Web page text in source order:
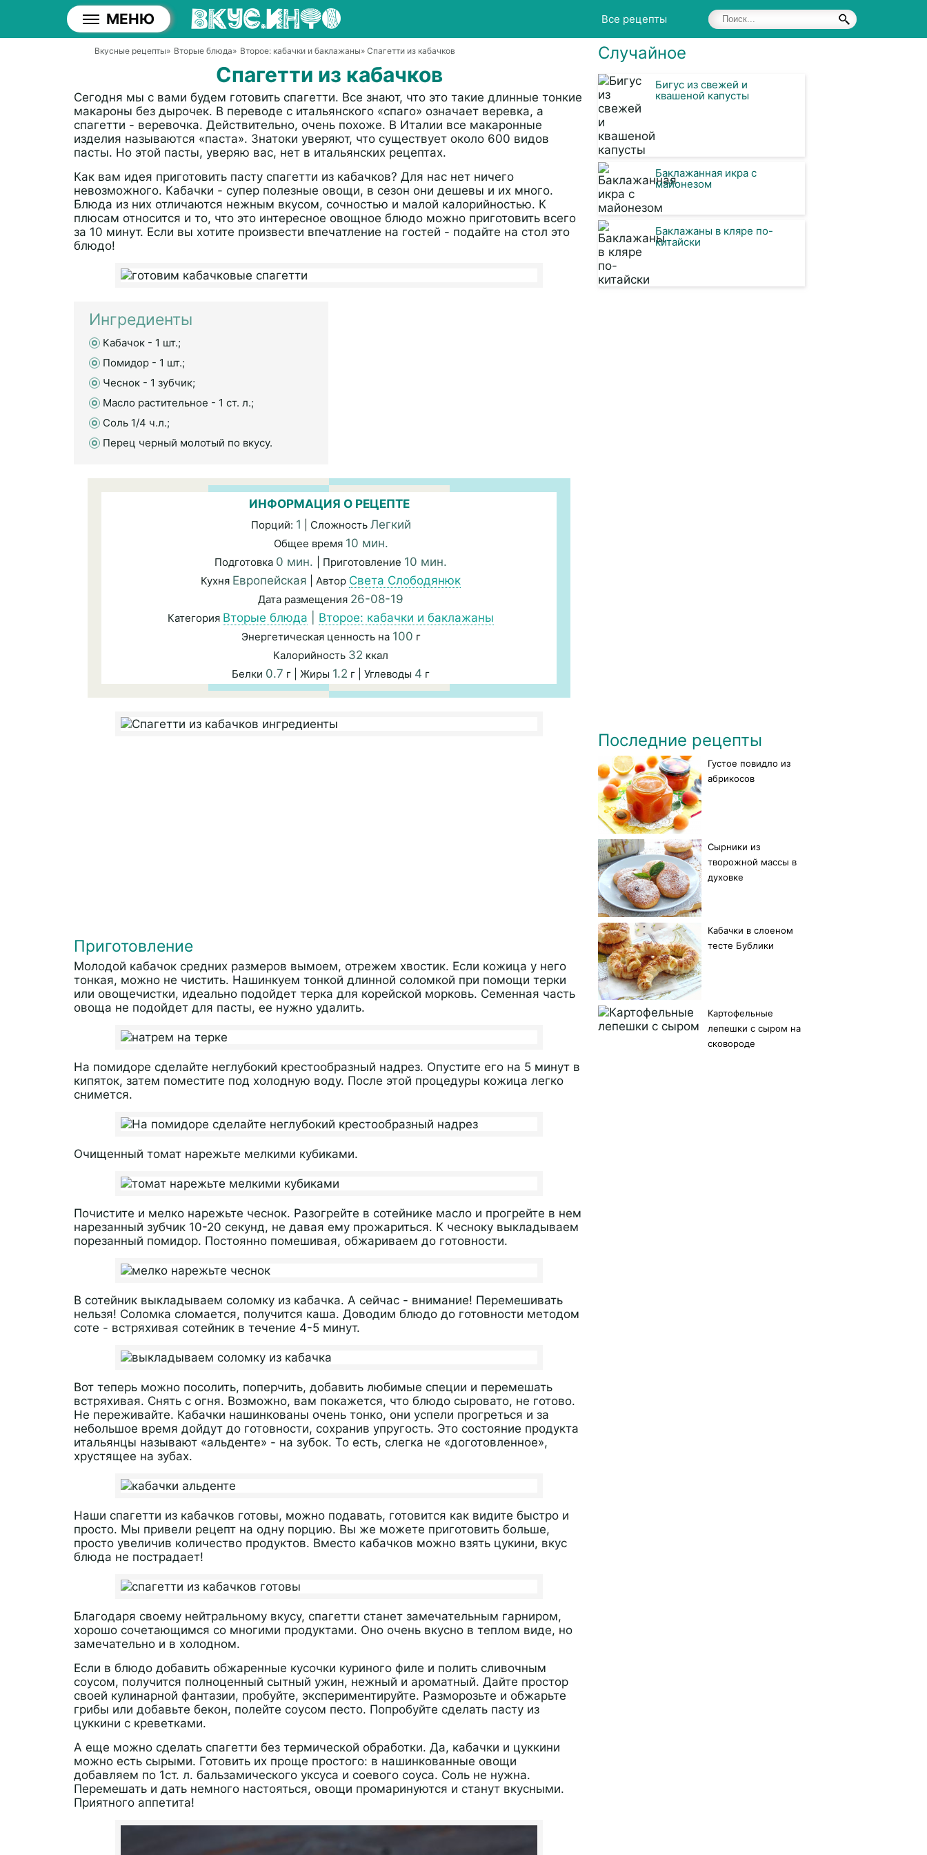
МЕНЮ Все рецепты
Вкусные рецепты» Вторые блюда» Второе: кабачки и баклажаны» Спагетти из кабачков
Спагетти из кабачков
Сегодня мы с вами будем готовить спагетти. Все знают, что это такие длинные тонкие
макароны без дырочек. В переводе с итальянского «спаго» означает веревка, а
спагетти - веревочка. Действительно, очень похоже. В Италии все макаронные
изделия называются «паста». Знатоки уверяют, что существует около 600 видов
пасты. Но этой пасты, уверяю вас, нет в итальянских рецептах.
Как вам идея приготовить пасту спагетти из кабачков? Для нас нет ничего
невозможного. Кабачки - супер полезные овощи, в сезон они дешевы и их много.
Блюда из них отличаются нежным вкусом, сочностью и малой калорийностью. К
плюсам относится и то, что это интересное овощное блюдо можно приготовить всего
за 10 минут. Если вы хотите произвести впечатление на гостей - подайте на стол это
блюдо!
Ингредиенты
Кабачок - 1 шт.;
Помидор - 1 шт.;
Чеснок - 1 зубчик;
Масло растительное - 1 ст. л.;
Соль 1/4 ч.л.;
Перец черный молотый по вкусу.
ИНФОРМАЦИЯ О РЕЦЕПТЕ
Порций: 1 | Сложность Легкий
Общее время 10 мин.
Подготовка 0 мин. | Приготовление 10 мин.
Кухня Европейская | Автор Света Слободянюк
Дата размещения 26-08-19
Категория Вторые блюда Второе: кабачки и баклажаны
Энергетическая ценность на 100 г
Калорийность 32 ккал
Белки 0.7 г | Жиры 1.2 г | Углеводы 4 г
Приготовление
Молодой кабачок средних размеров вымоем, отрежем хвостик. Если кожица у него
тонкая, можно не чистить. Нашинкуем тонкой длинной соломкой при помощи терки
или овощечистки, идеально подойдет терка для корейской морковь. Семенная часть
овоща не подойдет для пасты, ее нужно удалить.
На помидоре сделайте неглубокий крестообразный надрез. Опустите его на 5 минут в
кипяток, затем поместите под холодную воду. После этой процедуры кожица легко
снимется.
Очищенный томат нарежьте мелкими кубиками.
Почистите и мелко нарежьте чеснок. Разогрейте в сотейнике масло и прогрейте в нем
нарезанный зубчик 10-20 секунд, не давая ему прожариться. К чесноку выкладываем
порезанный помидор. Постоянно помешивая, обжариваем до готовности.
В сотейник выкладываем соломку из кабачка. А сейчас - внимание! Перемешивать
нельзя! Соломка сломается, получится каша. Доводим блюдо до готовности методом
соте - встряхивая сотейник в течение 4-5 минут.
Вот теперь можно посолить, поперчить, добавить любимые специи и перемешать
встряхивая. Снять с огня. Возможно, вам покажется, что блюдо сыровато, не готово.
Не переживайте. Кабачки нашинкованы очень тонко, они успели прогреться и за
небольшое время дойдут до готовности, сохранив упругость. Это состояние продукта
итальянцы называют «альденте» - на зубок. То есть, слегка не «доготовленное»,
хрустящее на зубах.
Наши спагетти из кабачков готовы, можно подавать, готовится как видите быстро и
просто. Мы привели рецепт на одну порцию. Вы же можете приготовить больше,
просто увеличив количество продуктов. Вместо кабачков можно взять цукини, вкус
блюда не пострадает!
Благодаря своему нейтральному вкусу, спагетти станет замечательным гарниром,
хорошо сочетающимся со многими продуктами. Оно очень вкусно в теплом виде, но
замечательно и в холодном.
Если в блюдо добавить обжаренные кусочки куриного филе и полить сливочным
соусом, получится полноценный сытный ужин, нежный и ароматный. Дайте простор
своей кулинарной фантазии, пробуйте, экспериментируйте. Разморозьте и обжарьте
грибы или добавьте бекон, полейте соусом песто. Попробуйте сделать пасту из
цуккини с креветками.
А еще можно сделать спагетти без термической обработки. Да, кабачки и цуккини
можно есть сырыми. Готовить их проще простого: в нашинкованные овощи
добавляем по 1ст. л. бальзамического уксуса и соевого соуса. Соль не нужна.
Перемешать и дать немного настояться, овощи промаринуются и станут вкусными.
Приятного аппетита!
Случайное
Бигус из свежей и
квашеной капусты
Баклажанная икра с
майонезом
Баклажаны в кляре по-
китайски
Последние рецепты
Густое повидло из
абрикосов
Сырники из
творожной массы в
духовке
Кабачки в слоеном
тесте Бублики
Картофельные
лепешки с сыром на
сковороде